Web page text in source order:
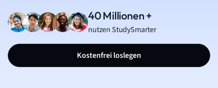
40 Millionen +
nutzen StudySmarter
Kostenfrei loslegen